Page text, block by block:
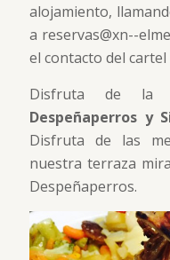
alojamiento,
a reservas@xn--
el contacto del cartel
Disfruta de la
Despeñaperros y
Disfruta de las
nuestra terraza
Despeñaperros.